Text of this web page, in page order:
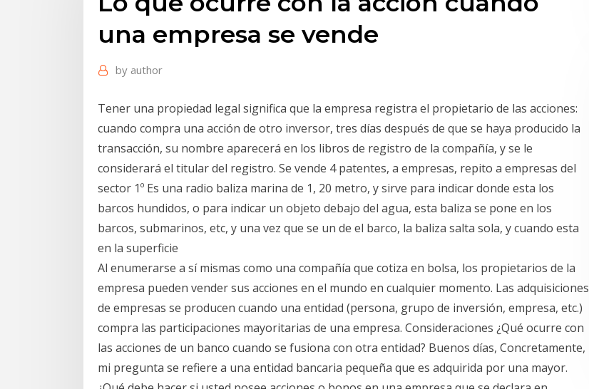
una empresa se vende
by author
Tener una propiedad legal significa que la empresa registra el propietario de las acciones:
cuando compra una acción de otro inversor, tres días después de que se haya producido la
transacción, su nombre aparecerá en los libros de registro de la compañía, y se le
considerará el titular del registro. Se vende 4 patentes, a empresas, repito a empresas del
sector 1º Es una radio baliza marina de 1, 20 metro, y sirve para indicar donde esta los
barcos hundidos, o para indicar un objeto debajo del agua, esta baliza se pone en los
barcos, submarinos, etc, y una vez que se un de el barco, la baliza salta sola, y cuando esta
en la superficie
Al enumerarse a sí mismas como una compañía que cotiza en bolsa, los propietarios de la
empresa pueden vender sus acciones en el mundo en cualquier momento. Las adquisiciones
de empresas se producen cuando una entidad (persona, grupo de inversión, empresa, etc.)
compra las participaciones mayoritarias de una empresa. Consideraciones ¿Qué ocurre con
las acciones de un banco cuando se fusiona con otra entidad? Buenos días, Concretamente,
mi pregunta se refiere a una entidad bancaria pequeña que es adquirida por una mayor.